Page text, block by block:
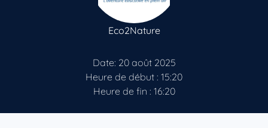
Eco2Nature
Date: 20 août 2025
Heure de début : 15:20
Heure de fin : 16:20